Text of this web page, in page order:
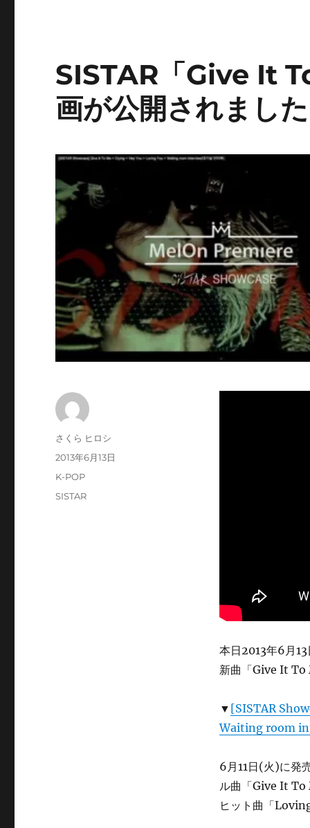
SISTAR「Give It
画が公開されました
本日2013年6月
新曲「Give It To
▼ [SISTAR
Waiting room
6月11日(火)に発
ル曲「Give It To
ヒット曲「
投
さくら ヒロシ
投
2013年6月13日
カ
K-POP
タ
SISTAR